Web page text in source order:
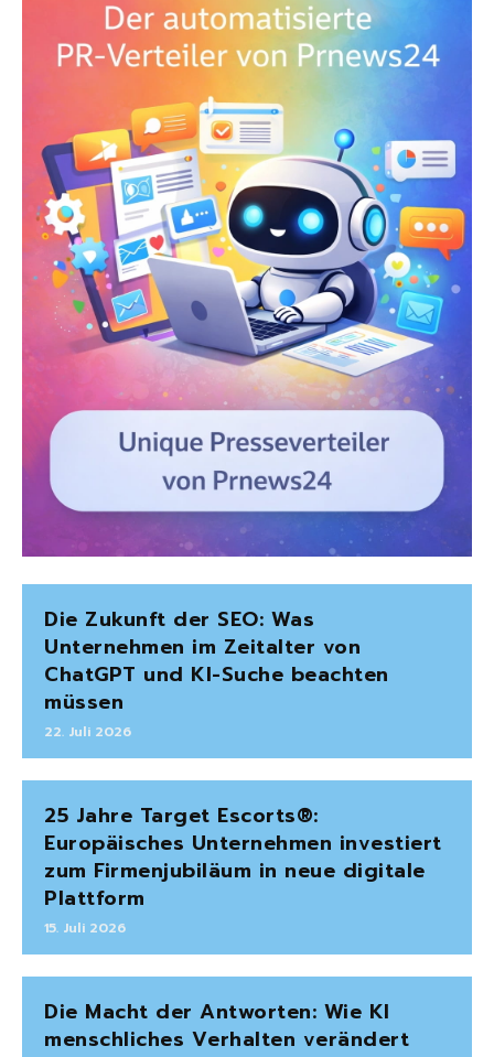
Die Zukunft der SEO: Was
Unternehmen im Zeitalter von
ChatGPT und KI-Suche beachten
müssen
22. Juli 2026
25 Jahre Target Escorts®:
Europäisches Unternehmen investiert
zum Firmenjubiläum in neue digitale
Plattform
15. Juli 2026
Die Macht der Antworten: Wie KI
menschliches Verhalten verändert